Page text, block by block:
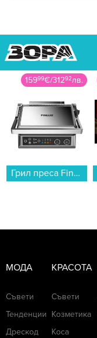
149999€/293373лв.
Телевизор TCL 75C7L , 189 см, 3840x2160 UHD-4K , 75 inch, Android , Mini LED , Smart TV...
МОДА
Съвети
Тенденции
Дрескод
КРАСОТА
Съвети
Козметика
Коса